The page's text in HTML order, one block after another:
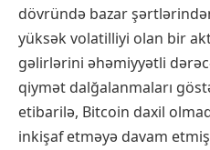
dövründə bazar
yüksək volatilliyi olan bir
gəlirlərini əhəmiyyətli
qiymət dalğalanmaları
etibarilə, Bitcoin daxil
inkişaf etməyə davam